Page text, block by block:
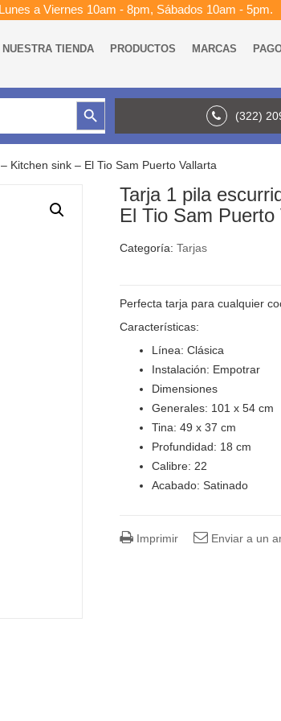
a Viernes 10am - 8pm, Sábados 10am - 5pm.
NUESTRA TIENDA PRODUCTOS MARCAS
Botón de búsqueda
(322)
Kitchen sink – El Tio Sam Puerto Vallarta
Tarja 1 pila
El Tio Sam Puerto
Categoría:Tarjas
Perfecta tarja para cualquier
Características:
Línea: Clásica
Instalación: Empotrar
Dimensiones
Generales: 101 x 54 cm
Tina: 49 x 37 cm
Profundidad: 18 cm
Calibre: 22
Acabado: Satinado
Imprimir Enviar a un